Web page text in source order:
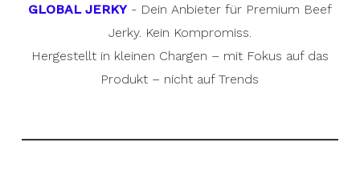
GLOBAL JERKY- Dein Anbieter für Premium Beef
Jerky. Kein Kompromiss.
Hergestellt in kleinen Chargen – mit Fokus auf das
Produkt – nicht auf Trends